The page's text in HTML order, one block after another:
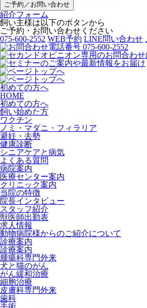
ご予約／お問い合わせ
紹介フォーム
飼い主様は以下のボタンから
ご予約・お問い合わせください
075-600-2552 WEB予約 LINE問い合わせ
初めての方へ
HOME
初めての方へ
飼い始めた方
ワクチン
ノミ・マダニ・フィラリア
避妊・去勢
健康診断
シニアケアと病気
よくある質問
病院案内
医療センター案内
クリニック案内
当院の特徴
院長インタビュー
スタッフ紹介
獣医師出勤表
求人情報
動物病院様からのご紹介について
診療案内
診療案内
腫瘍科専門外来
犬と猫のがん
がん緩和治療
細胞治療
皮膚科専門外来
歯科
手術